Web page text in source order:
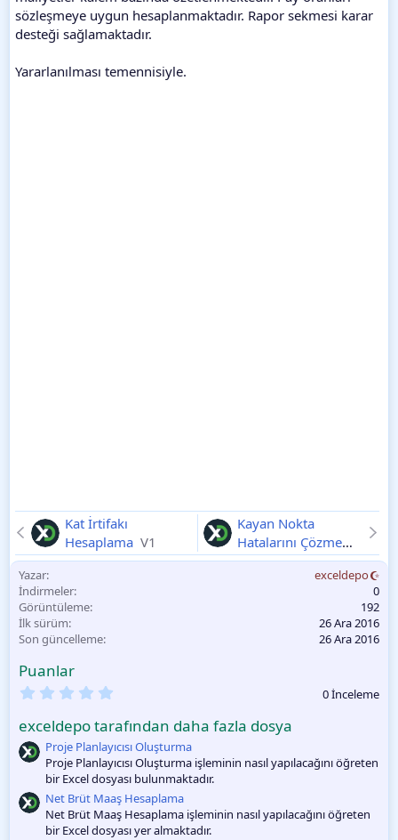
sözleşmeye uygun hesaplanmaktadır. Rapor sekmesi karar
desteği sağlamaktadır.
Yararlanılması temennisiyle.
Kat İrtifakı
Hesaplama V1
Kayan Nokta
Hatalarını Çözme
V1
Yazar
exceldepo
İndirmeler
0
Görüntüleme
192
İlk sürüm
26 Ara 2016
Son güncelleme
26 Ara 2016
Puanlar
0
O
y
l
a
m
a
0 İnceleme
exceldepo tarafından daha fazla dosya
Proje Planlayıcısı Oluşturma
Proje Planlayıcısı Oluşturma işleminin nasıl yapılacağını öğreten
bir Excel dosyası bulunmaktadır.
Net Brüt Maaş Hesaplama
Net Brüt Maaş Hesaplama işleminin nasıl yapılacağını öğreten
bir Excel dosyası yer almaktadır.